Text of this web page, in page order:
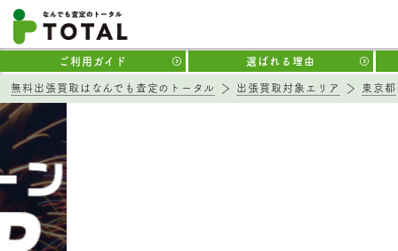
ご利用ガイド 選ばれる理由
無料出張買取はなんでも査定のトータル 出張買取対象エリア 東京都